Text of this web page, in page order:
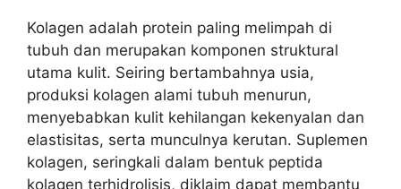
Kolagen adalah protein paling melimpah di
tubuh dan merupakan komponen struktural
utama kulit. Seiring bertambahnya usia,
produksi kolagen alami tubuh menurun,
menyebabkan kulit kehilangan kekenyalan dan
elastisitas, serta munculnya kerutan. Suplemen
kolagen, seringkali dalam bentuk peptida
kolagen terhidrolisis, diklaim dapat membantu